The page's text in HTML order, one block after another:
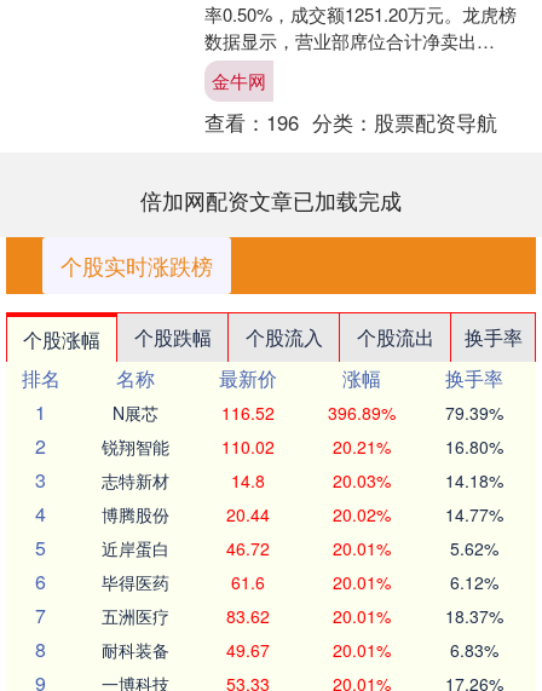
率0.50%，成交额1251.20万元。龙虎榜
数据显示，营业部席位合计净卖出
412.70万元。 上交所公开信息显示，
当....
金牛网
查看： 196 分类： 股票配资导航
倍加网配资文章已加载完成
个股实时涨跌榜
个股涨幅 个股跌幅 个股流入 个股流出
换手率
排名
名称 最新价 涨幅
换手率
1
N展芯 116.52 396.89% 79.39%
2 锐翔智能 110.02 20.21% 16.80%
3 志特新材 14.8 20.03% 14.18%
4 博腾股份 20.44 20.02% 14.77%
5 近岸蛋白 46.72 20.01% 5.62%
6 毕得医药 61.6 20.01% 6.12%
7 五洲医疗 83.62 20.01% 18.37%
8 耐科装备 49.67 20.01% 6.83%
9 一博科技 53.33 20.01% 17.26%